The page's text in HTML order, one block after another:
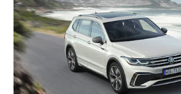
2024)
17 de mayo de 2021
Resumen y coste de las revisiones de
Volkswagen Tiguan, a lo largo de sus